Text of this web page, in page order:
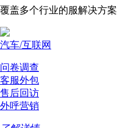
覆盖多个行业的服解决方案
汽车/互联网
问卷调查
客服外包
售后回访
外呼营销